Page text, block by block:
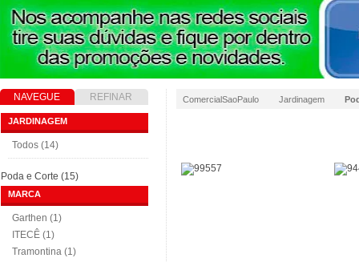
NAVEGUE
REFINAR
RESULTADO
JARDINAGEM
Todos (14)
Poda e Corte (15)
MARCA
Garthen (1)
ITECÊ (1)
Tramontina (1)
ComercialSaoPaulo Jardinagem